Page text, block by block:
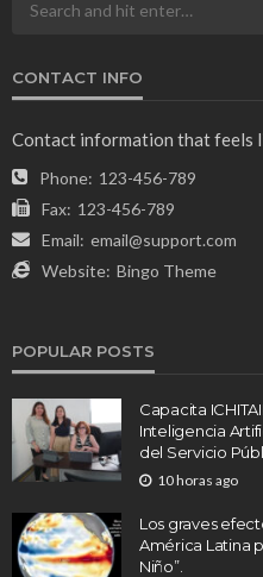
CONTACT INFO
Contact information that feels
Phone: 123-456-789
Fax: 123-456-789
Email: email@support.com
Website: Bingo Theme
POPULAR POSTS
Capacita
Inteligencia
del Servicio
10 horas ago
Los graves
América Latina
Niño”.